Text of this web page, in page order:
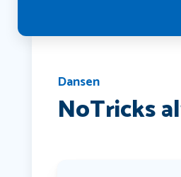
Dansen
NoTricks